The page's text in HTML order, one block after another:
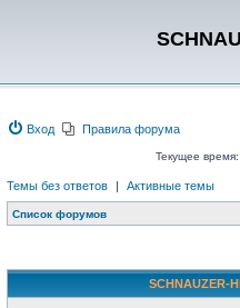
Вход Правила форума
Текущее
Темы без ответов | Активные темы
Список форумов
SCHNAUZER-